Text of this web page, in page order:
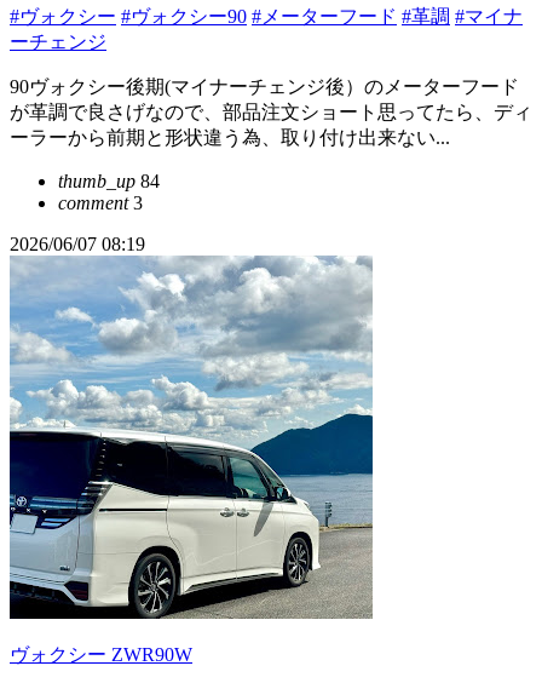
#ヴォクシー #ヴォクシー90 #メーターフード #革調 #マイナ
ーチェンジ
90ヴォクシー後期(マイナーチェンジ後）のメーターフード
が革調で良さげなので、部品注文ショート思ってたら、ディ
ーラーから前期と形状違う為、取り付け出来ない...
thumb_up 84
comment3
2026/06/07 08:19
ヴォクシー ZWR90W